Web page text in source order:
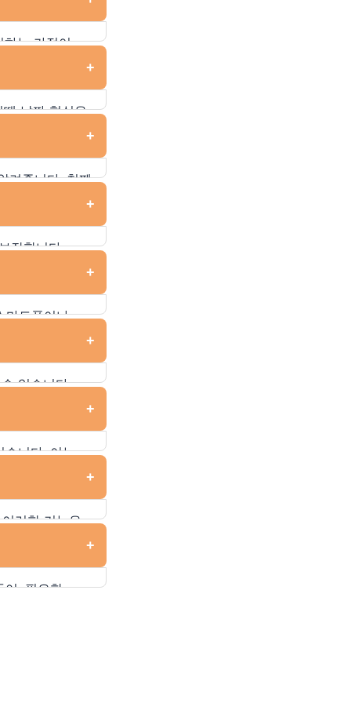
정에서 시간과
제공하며,
나 저장할 수
하는 가정이
을 사용하는
는 양력 옵션을
을 단순화하여
+
날짜 형식은
을 누르면
첫째 주, 셋째
를 체계적으로
있습니다.
+
려줍니다. 첫째
을
고 준비하는
록 도와줍니다.
+
장합니다.
과정을
인하는 것이
준비하는 데
+
마트폰이나
수 있습니다.
날짜를
+
있습니다.
들은 유료로
로 대다수의
+
습니다. 이는
이를 통해 변환
비를 더욱 쉽게
+
러한 기능은
또한, 결과를 +
어, 필요한
할 수 있도록